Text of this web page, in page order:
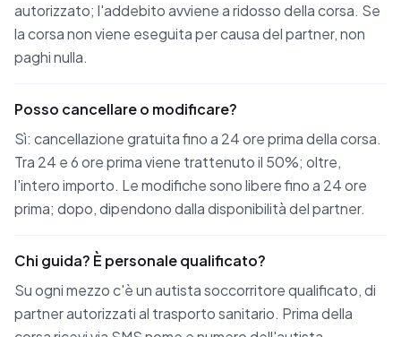
autorizzato; l'addebito avviene a ridosso della corsa. Se
la corsa non viene eseguita per causa del partner, non
paghi nulla.
Posso cancellare o modificare?
Sì: cancellazione gratuita fino a 24 ore prima della corsa.
Tra 24 e 6 ore prima viene trattenuto il 50%; oltre,
l'intero importo. Le modifiche sono libere fino a 24 ore
prima; dopo, dipendono dalla disponibilità del partner.
Chi guida? È personale qualificato?
Su ogni mezzo c'è un autista soccorritore qualificato, di
partner autorizzati al trasporto sanitario. Prima della